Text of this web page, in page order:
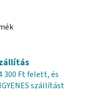
300 Ft felett, és
szállítást